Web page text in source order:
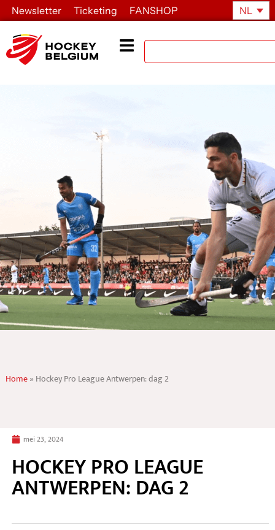
Newsletter Ticketing FANSHOP NL
Home» Hockey Pro League Antwerpen: dag 2
mei 23, 2024
HOCKEY PRO LEAGUE
ANTWERPEN: DAG 2